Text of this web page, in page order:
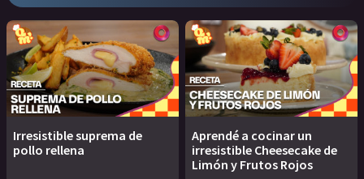
Irresistible suprema de
pollo rellena
Aprendé a cocinar un
irresistible Cheesecake de
Limón y Frutos Rojos